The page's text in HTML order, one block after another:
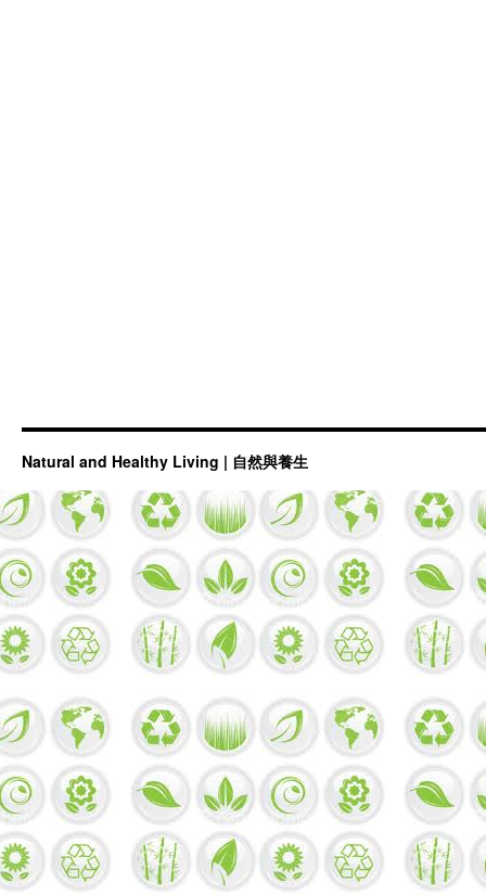
Natural and Healthy Living | 自然與養生